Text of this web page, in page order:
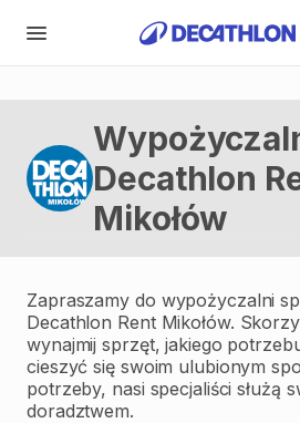
Decathlon
Mikołów
Zapraszamy do wypożyczalni
Decathlon Rent Mikołów.
wynajmij sprzęt, jakiego
cieszyć się swoim ulubionym
potrzeby, nasi specjaliści służą
doradztwem.